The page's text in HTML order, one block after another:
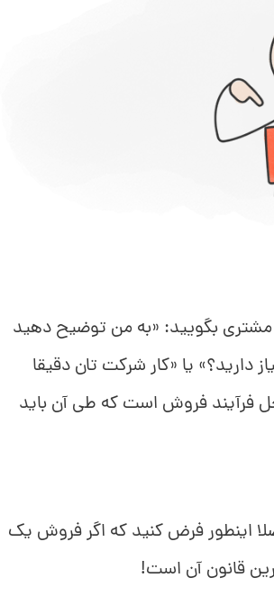
مشتری بگویید: «به من توضیح دهید
دارید؟» یا «کار شرکت تان دقیقا
فرآیند فروش است که طی آن باید
اینطور فرض کنید که اگر فروش یک
قانون آن است!